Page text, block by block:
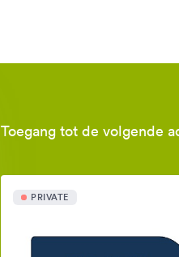
Toegang tot de volgende
PRIVATE